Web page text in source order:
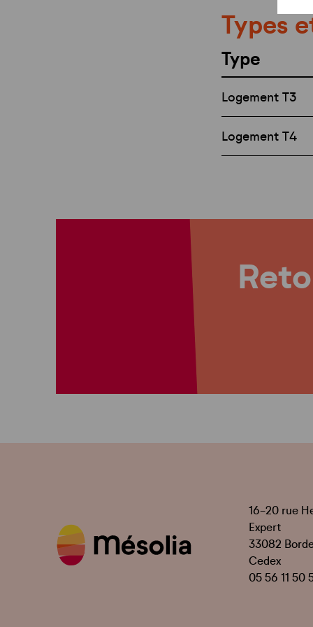
Types
Type
Logement T3
Logement T4
16-20 rue
Expert
33082
Cedex
05 56 11 50